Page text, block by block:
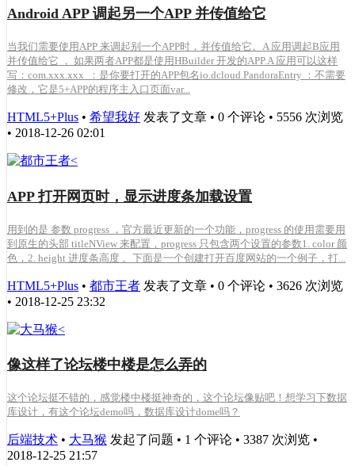
Android APP 调起另一个APP 并传值给它
当我们需要使用APP 来调起别一个APP时，并传值给它。A 应用调起B应用
并传值给它 ， 如果两者APP都是使用HBuilder 开发的APP.A 应用可以这样
写：com.xxx.xxx ：是你要打开的APP包名io.dcloud.PandoraEntry ：不需要
修改，它是5+APP的程序主入口页面var...
HTML5+Plus • 希望我好 发表了文章 • 0 个评论 • 5556 次浏览
• 2018-12-26 02:01
APP 打开网页时，显示进度条加载设置
用到的是 参数 progress ，官方最近更新的一个功能，progress 的使用需要用
到原生的头部 titleNView 来配置，progress 只包含两个设置的参数1. color 颜
色，2. height 进度条高度 。下面是一个创建打开百度网站的一个例子，打...
HTML5+Plus • 都市王者 发表了文章 • 0 个评论 • 3626 次浏览
• 2018-12-25 23:32
像这样了论坛楼中楼是怎么弄的
这个论坛挺不错的，感觉楼中楼挺神奇的，这个论坛像贴吧！想学习下数据
库设计，有这个论坛demo吗，数据库设计dome吗？
后端技术 • 大马猴 发起了问题 • 1 个评论 • 3387 次浏览 •
2018-12-25 21:57